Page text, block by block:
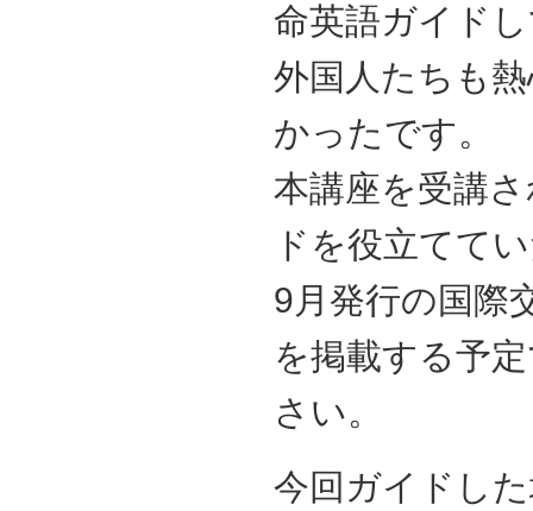
命英語ガイド
外国人たちも
かったです。
本講座を受講
ドを役立てて
9月発行の国際
を掲載する予
さい。
今回ガイドし